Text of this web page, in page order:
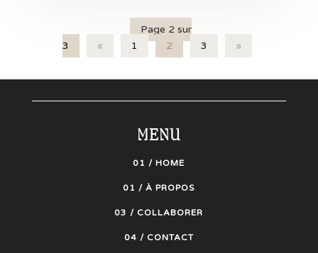
Page 2 sur
3
« 1 2 3 »
MENU
01 / HOME
01 / À PROPOS
03 / COLLABORER
04 / CONTACT